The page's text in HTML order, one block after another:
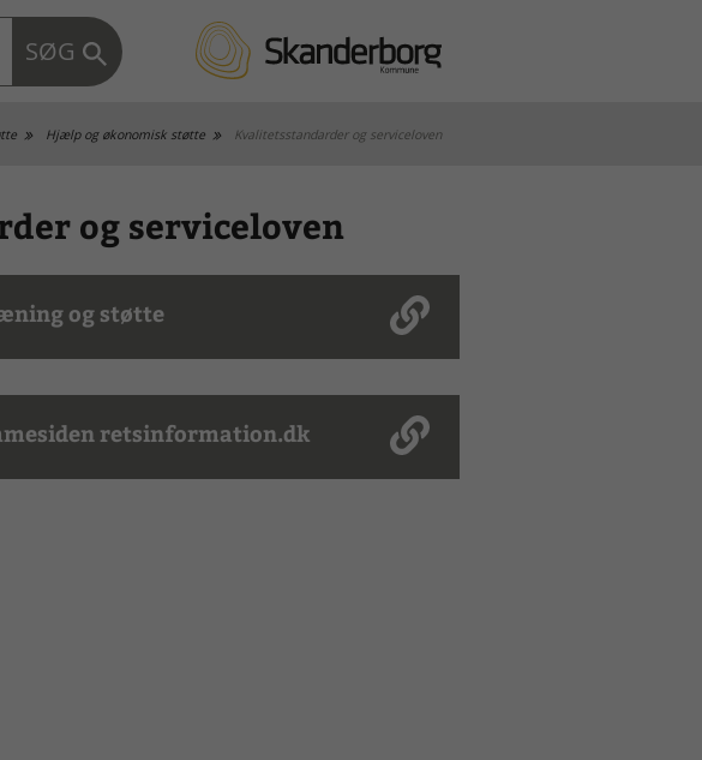
SØG
Hjælp og økonomisk støtte Kvalitetsstandarder og serviceloven
og serviceloven
og støtte
retsinformation.dk